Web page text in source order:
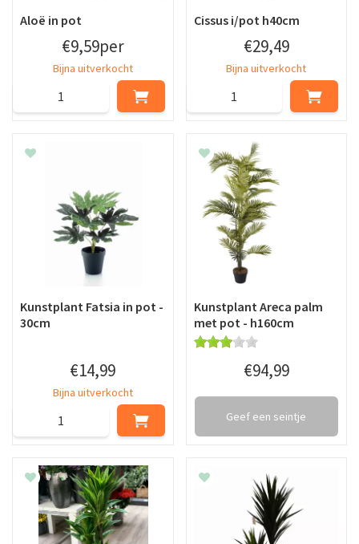
Aloë in pot
€9,59per
Bijna uitverkocht
Cissus i/pot h40cm
€29,49
Bijna uitverkocht
Kunstplant Fatsia in pot -
30cm
€14,99
Bijna uitverkocht
Kunstplant Areca palm
met pot - h160cm
€94,99
Geef een seintje